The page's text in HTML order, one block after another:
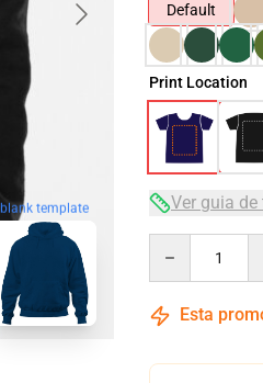
blank template
Default
Print Location
Ver guia
Esta